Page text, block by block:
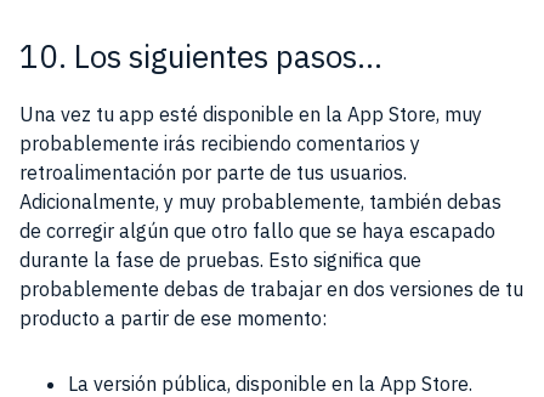
10. Los siguientes pasos…
Una vez tu app esté disponible en la App Store, muy
probablemente irás recibiendo comentarios y
retroalimentación por parte de tus usuarios.
Adicionalmente, y muy probablemente, también debas
de corregir algún que otro fallo que se haya escapado
durante la fase de pruebas. Esto significa que
probablemente debas de trabajar en dos versiones de tu
producto a partir de ese momento:
La versión pública, disponible en la App Store.